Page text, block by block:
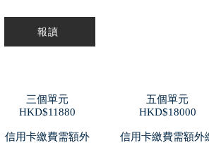
報讀
三個單元
​HKD$11880
信用卡繳費需額外
五個單元
​HKD$18000
信用卡繳費需額外